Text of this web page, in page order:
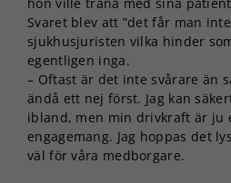
hon ville träna med sina
Svaret blev att ”det får man
sjukhusjuristen vilka hinder
egentligen inga.
– Oftast är det inte svårare än
ändå ett nej först. Jag kan
ibland, men min drivkraft är ju
engagemang. Jag hoppas det
väl för våra medborgare.